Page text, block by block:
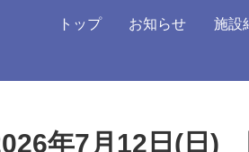
トップ お知らせ 施設
年7月12日(日)